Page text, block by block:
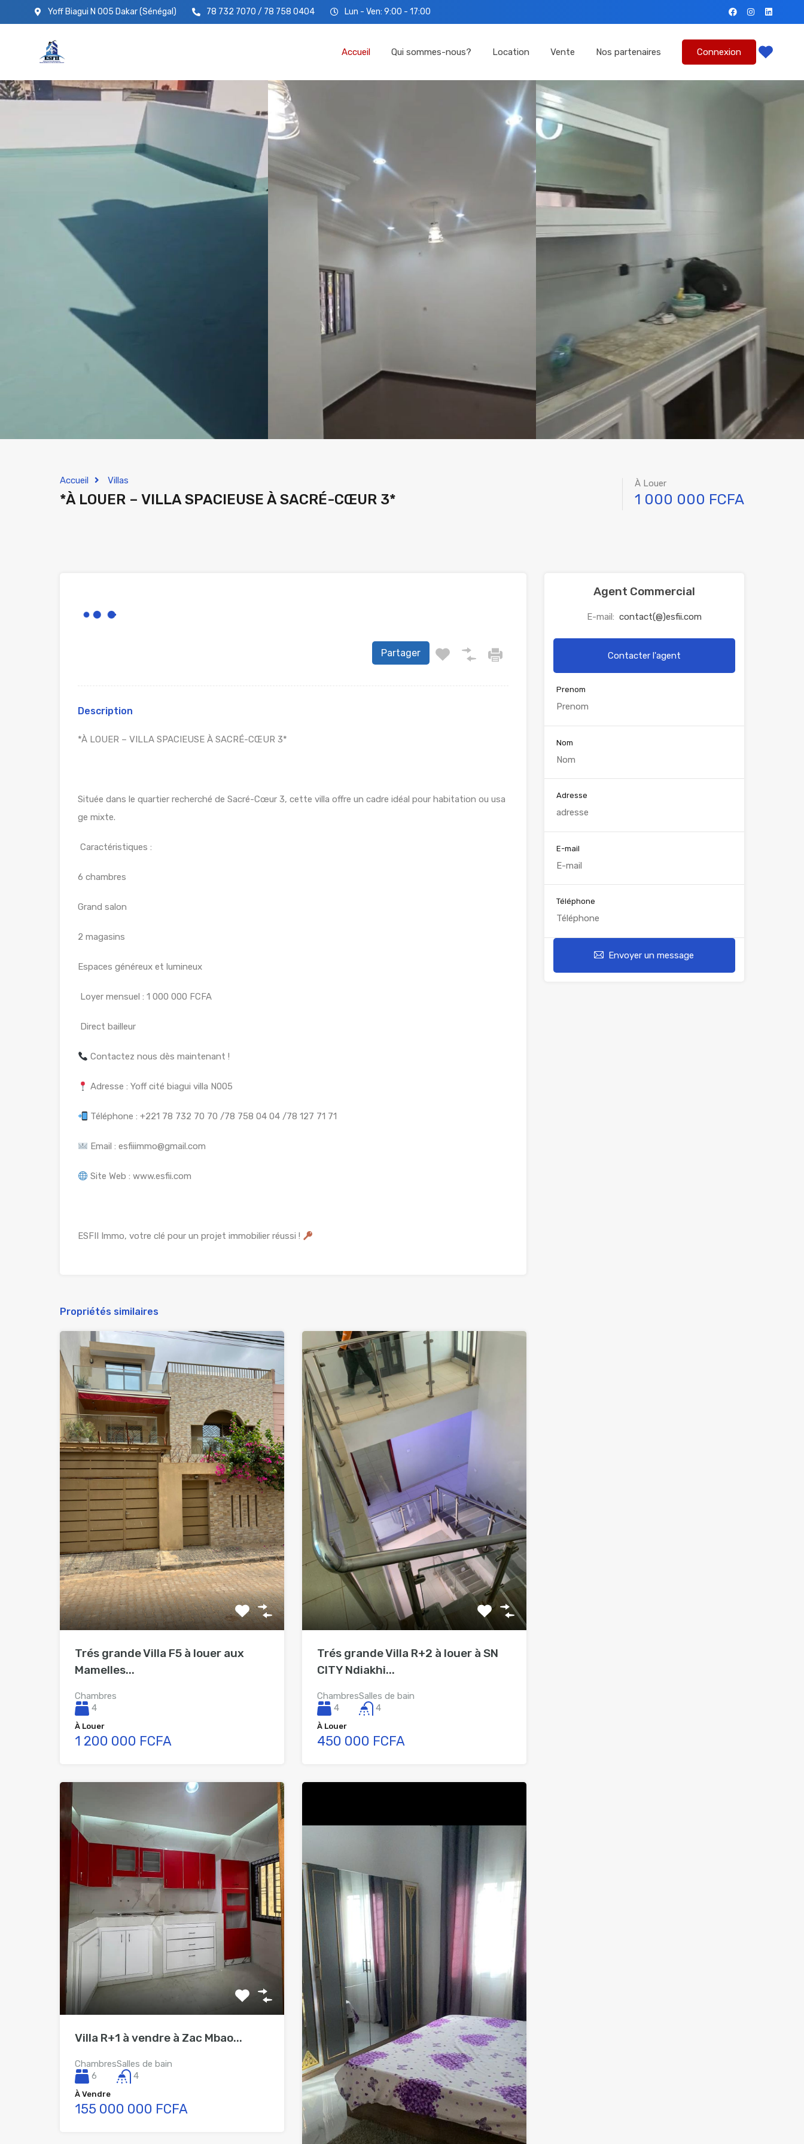
Yoff Biagui N 005 Dakar (Sénégal) 78 732 7070 / 78 758 0404 Lun - Ven: 9:00 - 17:00
Accueil Qui sommes-nous? Location Vente Nos partenaires Connexion
Accueil Villas
*À LOUER – VILLA SPACIEUSE À SACRÉ-CŒUR 3*
À Louer
1 000 000 FCFA
Partager
Description
*À LOUER – VILLA SPACIEUSE À SACRÉ-CŒUR 3*
Située dans le quartier recherché de Sacré-Cœur 3, cette villa offre un cadre idéal pour habitation ou usa
ge mixte.
Caractéristiques :
6 chambres
Grand salon
2 magasins
Espaces généreux et lumineux
Loyer mensuel : 1 000 000 FCFA
Direct bailleur
Contactez nous dès maintenant !
Adresse : Yoff cité biagui villa N005
Téléphone : +221 78 732 70 70 /78 758 04 04 /78 127 71 71
Email : esfiiimmo@gmail.com
Site Web : www.esfii.com
ESFII Immo, votre clé pour un projet immobilier réussi !
Propriétés similaires
Trés grande Villa F5 à louer aux
Mamelles...
Chambres
4
À Louer
1 200 000 FCFA
Trés grande Villa R+2 à louer à SN
CITY Ndiakhi...
Chambres
4
Salles de bain
4
À Louer
450 000 FCFA
Villa R+1 à vendre à Zac Mbao...
Chambres
6
Salles de bain
4
À Vendre
155 000 000 FCFA
Agent Commercial
E-mail: contact(@)esfii.com
Contacter l'agent
Prenom
Nom
Adresse
E-mail
Téléphone
Envoyer un message